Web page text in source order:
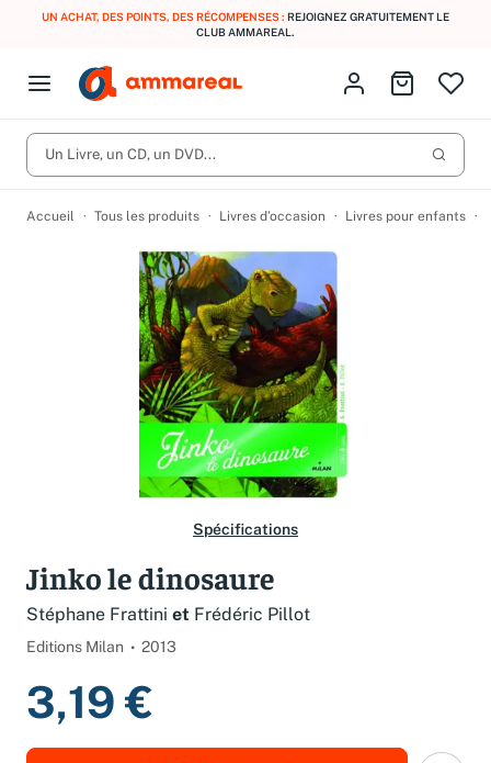
UN ACHAT, DES POINTS, DES RÉCOMPENSES : REJOIGNEZ GRATUITEMENT LE
CLUB AMMAREAL.
Open menu
Fermer le menu
CD d'occasion
Meilleures ventes
Nos engagements
Produits Catégories
Vous n'avez pas trouvé l'article que vous cherchiez ?
Activez les notifications dans votre compte pour être alerté dès
qu'il est en stock.
Créer une alerte
Identifiez-vous
Aller au
Un Livre, un CD, un DVD...
Accueil Tous les produits Livres d’occasion Livres pour enfants
Spécifications
Jinko le dinosaure
Stéphane Frattini et Frédéric Pillot
Editions Milan 2013
3,19 €